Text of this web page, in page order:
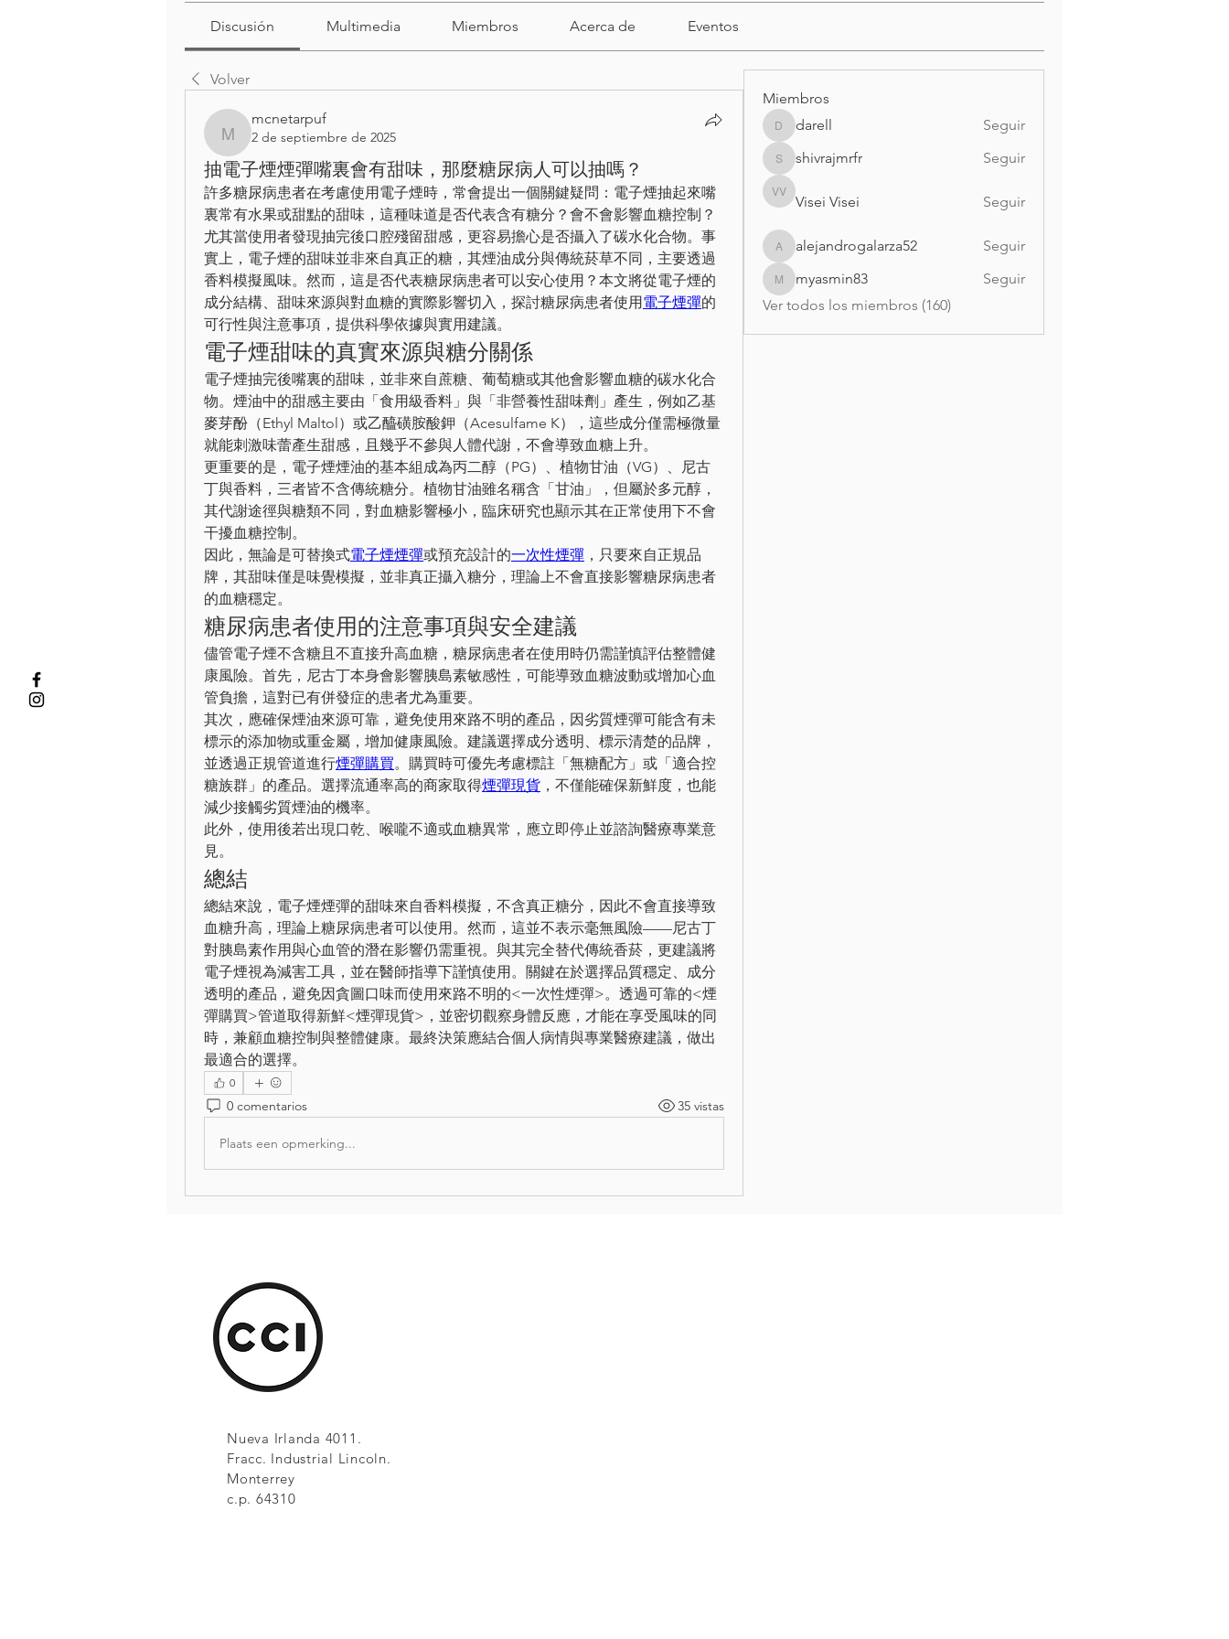
Discusión Multimedia Miembros Acerca de Eventos
Volver
mcnetarpuf
mcnetarpuf
2 de septiembre de 2025
抽電子煙煙彈嘴裏會有甜味，那麼糖尿病人可以抽嗎？
許多糖尿病患者在考慮使用電子煙時，常會提出一個關鍵疑問：電子煙抽起來嘴
裏常有水果或甜點的甜味，這種味道是否代表含有糖分？會不會影響血糖控制？
尤其當使用者發現抽完後口腔殘留甜感，更容易擔心是否攝入了碳水化合物。事
實上，電子煙的甜味並非來自真正的糖，其煙油成分與傳統菸草不同，主要透過
香料模擬風味。然而，這是否代表糖尿病患者可以安心使用？本文將從電子煙的
成分結構、甜味來源與對血糖的實際影響切入，探討糖尿病患者使用電子煙彈的
可行性與注意事項，提供科學依據與實用建議。
電子煙甜味的真實來源與糖分關係
電子煙抽完後嘴裏的甜味，並非來自蔗糖、葡萄糖或其他會影響血糖的碳水化合
物。煙油中的甜感主要由「食用級香料」與「非營養性甜味劑」產生，例如乙基
麥芽酚（Ethyl Maltol）或乙醯磺胺酸鉀（Acesulfame K），這些成分僅需極微量
就能刺激味蕾產生甜感，且幾乎不參與人體代謝，不會導致血糖上升。
更重要的是，電子煙煙油的基本組成為丙二醇（PG）、植物甘油（VG）、尼古
丁與香料，三者皆不含傳統糖分。植物甘油雖名稱含「甘油」，但屬於多元醇，
其代謝途徑與糖類不同，對血糖影響極小，臨床研究也顯示其在正常使用下不會
干擾血糖控制。
因此，無論是可替換式電子煙煙彈或預充設計的一次性煙彈 ，只要來自正規品
牌，其甜味僅是味覺模擬，並非真正攝入糖分，理論上不會直接影響糖尿病患者
的血糖穩定。
糖尿病患者使用的注意事項與安全建議
儘管電子煙不含糖且不直接升高血糖，糖尿病患者在使用時仍需謹慎評估整體健
康風險。首先，尼古丁本身會影響胰島素敏感性，可能導致血糖波動或增加心血
管負擔，這對已有併發症的患者尤為重要。
其次，應確保煙油來源可靠，避免使用來路不明的產品，因劣質煙彈可能含有未
標示的添加物或重金屬，增加健康風險。建議選擇成分透明、標示清楚的品牌，
並透過正規管道進行煙彈購買。購買時可優先考慮標註「無糖配方」或「適合控
糖族群」的產品。選擇流通率高的商家取得煙彈現貨 ，不僅能確保新鮮度，也能
減少接觸劣質煙油的機率。
此外，使用後若出現口乾、喉嚨不適或血糖異常，應立即停止並諮詢醫療專業意
見。
總結
總結來說，電子煙煙彈的甜味來自香料模擬，不含真正糖分，因此不會直接導致
血糖升高，理論上糖尿病患者可以使用。然而，這並不表示毫無風險——尼古丁
對胰島素作用與心血管的潛在影響仍需重視。與其完全替代傳統香菸，更建議將
電子煙視為減害工具，並在醫師指導下謹慎使用。關鍵在於選擇品質穩定、成分
透明的產品，避免因貪圖口味而使用來路不明的<一次性煙彈>。透過可靠的<煙
彈購買>管道取得新鮮<煙彈現貨>，並密切觀察身體反應，才能在享受風味的同
時，兼顧血糖控制與整體健康。最終決策應結合個人病情與專業醫療建議，做出
最適合的選擇。
0
0 comentarios 35 vistas
Plaats een opmerking...
Miembros
darell
darell Seguir
shivrajmrfr
shivrajmrfr Seguir
Visei Visei
Visei Visei Seguir
alejandrogalarza52
alejandrogalarza52 Seguir
myasmin83
myasmin83
Seguir
Ver todos los miembros (160)
Nueva Irlanda 4011.
Fracc. Industrial Lincoln.
Monterrey
c.p. 64310